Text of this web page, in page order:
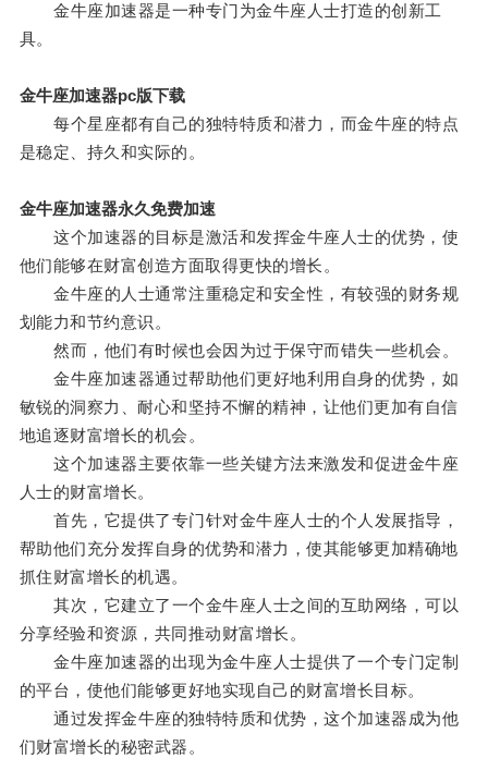
金牛座加速器是一种专门为金牛座人士打造的创新工
具。
金牛座加速器pc版下载
每个星座都有自己的独特特质和潜力，而金牛座的特点
是稳定、持久和实际的。
金牛座加速器永久免费加速
这个加速器的目标是激活和发挥金牛座人士的优势，使
他们能够在财富创造方面取得更快的增长。
金牛座的人士通常注重稳定和安全性，有较强的财务规
划能力和节约意识。
然而，他们有时候也会因为过于保守而错失一些机会。
金牛座加速器通过帮助他们更好地利用自身的优势，如
敏锐的洞察力、耐心和坚持不懈的精神，让他们更加有自信
地追逐财富增长的机会。
这个加速器主要依靠一些关键方法来激发和促进金牛座
人士的财富增长。
首先，它提供了专门针对金牛座人士的个人发展指导，
帮助他们充分发挥自身的优势和潜力，使其能够更加精确地
抓住财富增长的机遇。
其次，它建立了一个金牛座人士之间的互助网络，可以
分享经验和资源，共同推动财富增长。
金牛座加速器的出现为金牛座人士提供了一个专门定制
的平台，使他们能够更好地实现自己的财富增长目标。
通过发挥金牛座的独特特质和优势，这个加速器成为他
们财富增长的秘密武器。